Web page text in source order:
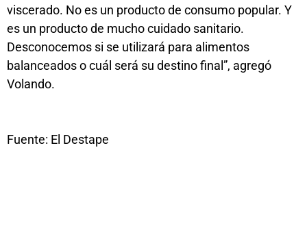
viscerado. No es un producto de consumo popular. Y
es un producto de mucho cuidado sanitario.
Desconocemos si se utilizará para alimentos
balanceados o cuál será su destino final”, agregó
Volando.
Fuente: El Destape